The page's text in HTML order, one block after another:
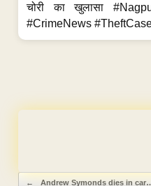
चोरी का खुलासा
#CrimeNews
Post navigation
← Andrew Symonds dies in